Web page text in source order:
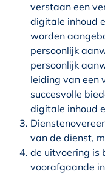
verstaan een
digitale inhoud
worden
persoonlijk
persoonlijk
leiding van een
succesvolle
digitale inhoud
van de dienst,
de uitvoering is
voorafgaande